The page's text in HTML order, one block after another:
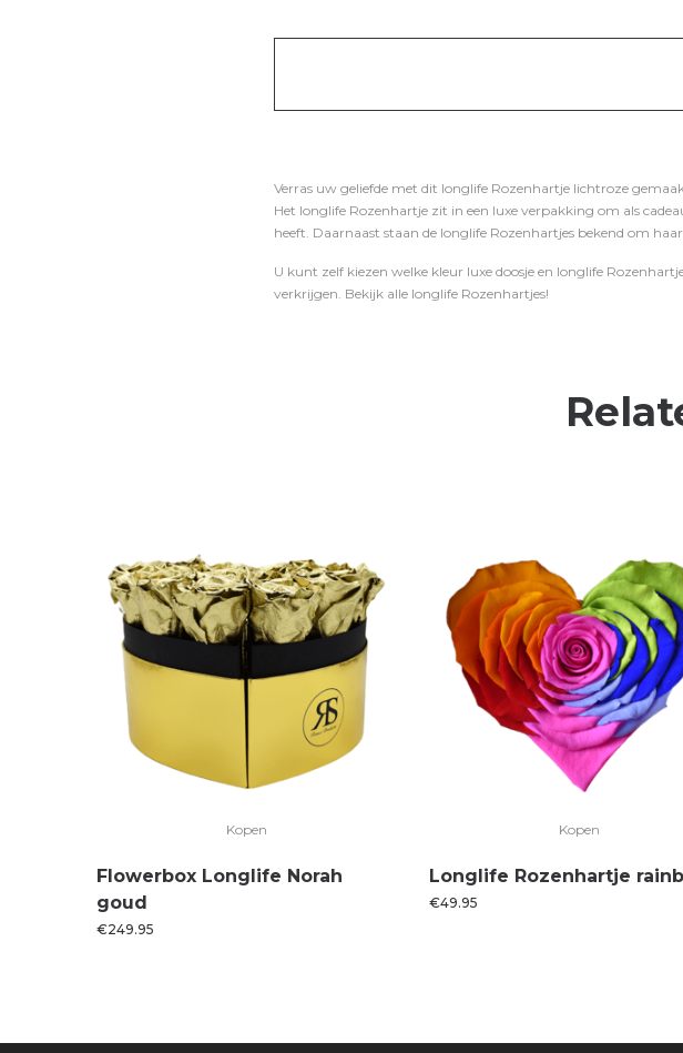
Verras uw geliefde met dit longlife Rozenhartje lichtroze
Het longlife Rozenhartje zit in een luxe verpakking om als
heeft. Daarnaast staan de longlife Rozenhartjes bekend om
U kunt zelf kiezen welke kleur luxe doosje en longlife
verkrijgen. Bekijk alle longlife Rozenhartjes!
Kopen
Flowerbox Longlife Norah
goud
€249.95
Kopen
Longlife Rozenhartje
€49.95